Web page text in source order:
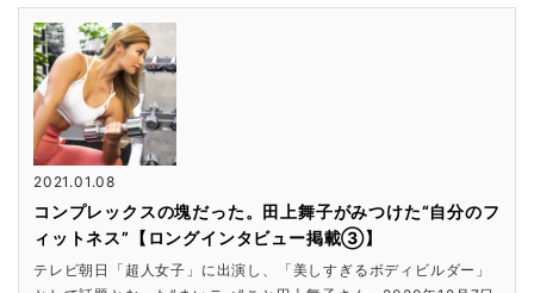
2021.01.08
コンプレックスの塊だった。田上舞子がみつけた“自分のフ
ィットネス”【ロングインタビュー掲載③】
テレビ朝日「超人女子」に出演し、「美しすぎるボディビルダー」